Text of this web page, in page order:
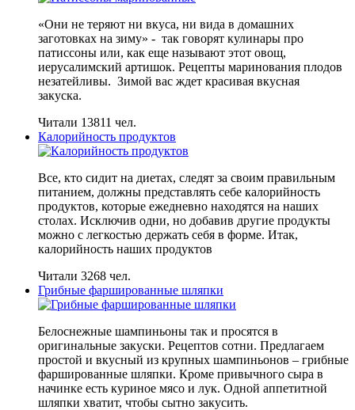
«Они не теряют ни вкуса, ни вида в домашних
заготовках на зиму» - так говорят кулинары про
патиссоны или, как еще называют этот овощ,
иерусалимский артишок. Рецепты маринования плодов
незатейливы. Зимой вас ждет красивая вкусная
закуска.
Читали 13811 чел.
Калорийность продуктов
Все, кто сидит на диетах, следят за своим правильным
питанием, должны представлять себе калорийность
продуктов, которые ежедневно находятся на наших
столах. Исключив одни, но добавив другие продукты
можно с легкостью держать себя в форме. Итак,
калорийность наших продуктов
Читали 3268 чел.
Грибные фаршированные шляпки
Белоснежные шампиньоны так и просятся в
оригинальные закуски. Рецептов сотни. Предлагаем
простой и вкусный из крупных шампиньонов – грибные
фаршированные шляпки. Кроме привычного сыра в
начинке есть куриное мясо и лук. Одной аппетитной
шляпки хватит, чтобы сытно закусить.